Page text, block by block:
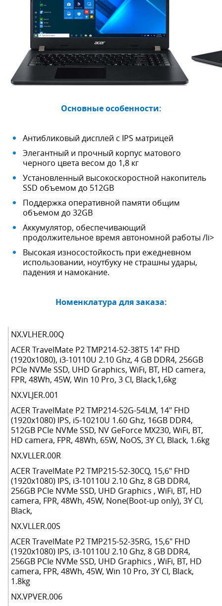
Основные особенности:
Антибликовый дисплей с IPS матрицей
Элегантный и прочный корпус матового
черного цвета весом до 1,8 кг
Установленный высокоскоростной накопитель
SSD объемом до 512GB
Поддержка оперативной памяти общим
объемом до 32GB
Аккумулятор, обеспечивающий
продолжительное время автономной работы /li>
Высокая износостойкость при ежедневном
использовании, ноутбуку не страшны удары,
падения и намокание.
Номенклатура для заказа:
NX.VLHER.00Q
ACER TravelMate P2 TMP214-52-38T5 14" FHD
(1920х1080), i3-10110U 2.10 Ghz, 4 GB DDR4, 256GB
PCIe NVMe SSD, UHD Graphics, WiFi, BT, HD camera,
FPR, 48Wh, 45W, Win 10 Pro, 3 CI, Black,1,6kg
NX.VLJER.001
ACER TravelMate P2 TMP214-52G-54LM, 14" FHD
(1920х1080) IPS, i5-10210U 1.60 Ghz, 16GB DDR4,
512GB PCIe NVMe SSD, NV GeForce MX230, WiFi, BT,
HD camera, FPR, 48Wh, 65W, NoOS, 3Y CI, Black, 1.6kg
NX.VLLER.00R
ACER TravelMate P2 TMP215-52-30CQ, 15,6" FHD
(1920х1080) IPS, i3-10110U 2.10 Ghz, 8 GB DDR4,
256GB PCIe NVMe SSD, UHD Graphics , WiFi, BT, HD
camera, FPR, 48Wh, 45W, None(Boot-up only), 3Y CI,
Black,
NX.VLLER.00S
ACER TravelMate P2 TMP215-52-35RG, 15,6" FHD
(1920х1080) IPS, i3-10110U 2.10 Ghz, 8 GB DDR4,
256GB PCIe NVMe SSD, UHD Graphics , WiFi, BT, HD
camera, FPR, 48Wh, 45W, Win 10 Pro, 3Y CI, Black,
1.8kg
NX.VPVER.006